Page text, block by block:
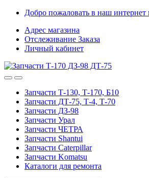
Skip
navigation
Skip
content
Добро пожаловать в наш интернет
Адрес магазина
Отслеживание Заказа
Личный кабинет
Запчасти Т-130, Т-170, Б10
Запчасти ДТ-75, Т-4, Т-70
Запчасти ДЗ-98
Запчасти Урал
Запчасти ЧЕТРА
Запчасти Shantui
Запчасти Caterpillar
Запчасти Komatsu
Каталоги для ремонта